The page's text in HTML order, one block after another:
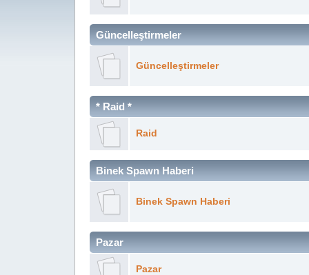
Güncelleştirmeler
Güncelleştirmeler
* Raid *
Raid
Binek Spawn Haberi
Binek Spawn Haberi
Pazar
Pazar